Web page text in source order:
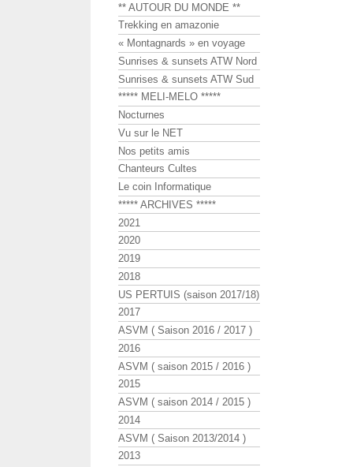
** AUTOUR DU MONDE **
Trekking en amazonie
« Montagnards » en voyage
Sunrises & sunsets ATW Nord
Sunrises & sunsets ATW Sud
***** MELI-MELO *****
Nocturnes
Vu sur le NET
Nos petits amis
Chanteurs Cultes
Le coin Informatique
***** ARCHIVES *****
2021
2020
2019
2018
US PERTUIS (saison 2017/18)
2017
ASVM ( Saison 2016 / 2017 )
2016
ASVM ( saison 2015 / 2016 )
2015
ASVM ( saison 2014 / 2015 )
2014
ASVM ( Saison 2013/2014 )
2013